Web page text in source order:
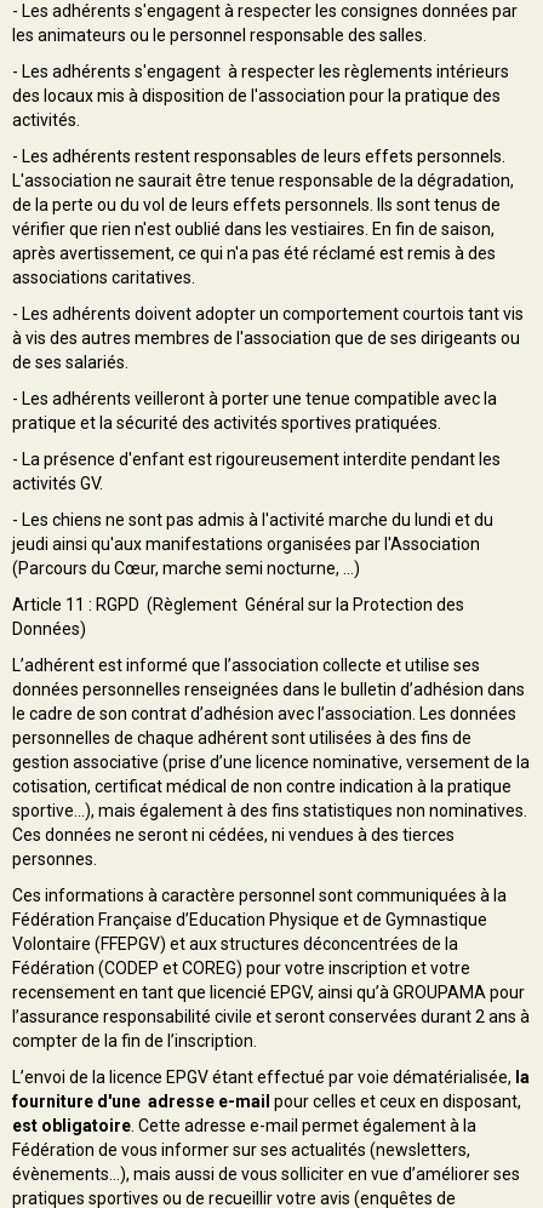
- Les adhérents s'engagent à respecter les consignes données par
les animateurs ou le personnel responsable des salles.
- Les adhérents s'engagent à respecter les règlements intérieurs
des locaux mis à disposition de l'association pour la pratique des
activités.
- Les adhérents restent responsables de leurs effets personnels.
L'association ne saurait être tenue responsable de la dégradation,
de la perte ou du vol de leurs effets personnels. Ils sont tenus de
vérifier que rien n'est oublié dans les vestiaires. En fin de saison,
après avertissement, ce qui n'a pas été réclamé est remis à des
associations caritatives.
- Les adhérents doivent adopter un comportement courtois tant vis
à vis des autres membres de l'association que de ses dirigeants ou
de ses salariés.
- Les adhérents veilleront à porter une tenue compatible avec la
pratique et la sécurité des activités sportives pratiquées.
- La présence d'enfant est rigoureusement interdite pendant les
activités GV.
- Les chiens ne sont pas admis à l'activité marche du lundi et du
jeudi ainsi qu'aux manifestations organisées par l'Association
(Parcours du Cœur, marche semi nocturne, ...)
Article 11 : RGPD (Règlement Général sur la Protection des
Données)
L’adhérent est informé que l’association collecte et utilise ses
données personnelles renseignées dans le bulletin d’adhésion dans
le cadre de son contrat d’adhésion avec l’association. Les données
personnelles de chaque adhérent sont utilisées à des fins de
gestion associative (prise d’une licence nominative, versement de la
cotisation, certificat médical de non contre indication à la pratique
sportive…), mais également à des fins statistiques non nominatives.
Ces données ne seront ni cédées, ni vendues à des tierces
personnes.
Ces informations à caractère personnel sont communiquées à la
Fédération Française d’Education Physique et de Gymnastique
Volontaire (FFEPGV) et aux structures déconcentrées de la
Fédération (CODEP et COREG) pour votre inscription et votre
recensement en tant que licencié EPGV, ainsi qu’à GROUPAMA pour
l’assurance responsabilité civile et seront conservées durant 2 ans à
compter de la fin de l’inscription.
L’envoi de la licence EPGV étant effectué par voie dématérialisée, la
fourniture d'une adresse e-mail pour celles et ceux en disposant,
est obligatoire . Cette adresse e-mail permet également à la
Fédération de vous informer sur ses actualités (newsletters,
évènements…), mais aussi de vous solliciter en vue d’améliorer ses
pratiques sportives ou de recueillir votre avis (enquêtes de